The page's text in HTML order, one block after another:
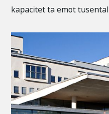
kapacitet ta emot